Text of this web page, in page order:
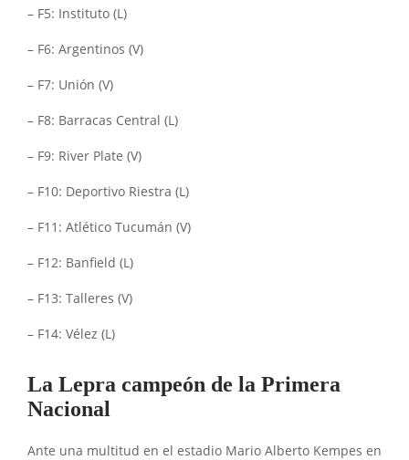
– F5: Instituto (L)
– F6: Argentinos (V)
– F7: Unión (V)
– F8: Barracas Central (L)
– F9: River Plate (V)
– F10: Deportivo Riestra (L)
– F11: Atlético Tucumán (V)
– F12: Banfield (L)
– F13: Talleres (V)
– F14: Vélez (L)
La Lepra campeón de la Primera
Nacional
Ante una multitud en el estadio Mario Alberto Kempes en